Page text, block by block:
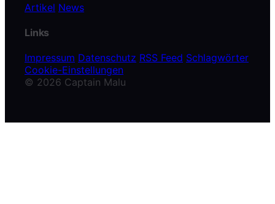
Artikel News
Links
Impressum Datenschutz RSS Feed Schlagwörter
Cookie-Einstellungen
© 2026 Captain Malu